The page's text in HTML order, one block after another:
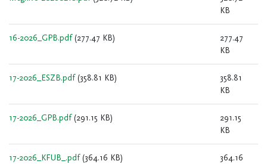
KB
16-2026_GPB.pdf (277.47 KB)
277.47
KB
17-2026_ESZB.pdf (358.81 KB)
358.81
KB
17-2026_GPB.pdf (291.15 KB)
291.15
KB
17-2026_KFUB_.pdf (364.16 KB)
364.16